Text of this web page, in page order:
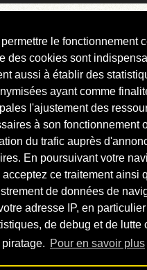
le fonctionnement
des cookies sont
aussi à établir des
ayant comme
l'ajustement des
à son fonctionnement
du trafic auprès
En poursuivant votre
acceptez ce traitement ainsi
de données de
adresse IP, en
de debug et de lutte
piratage. Pour en savoir plus
« LE »
d’été)